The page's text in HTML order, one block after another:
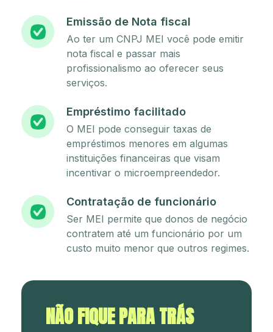
Emissão de Nota fiscal
Ao ter um CNPJ MEI você pode emitir
nota fiscal e passar mais
profissionalismo ao oferecer seus
serviços.
Empréstimo facilitado
O MEI pode conseguir taxas de
empréstimos menores em algumas
instituições financeiras que visam
incentivar o microempreendedor.
Contratação de funcionário
Ser MEI permite que donos de negócio
contratem até um funcionário por um
custo muito menor que outros regimes.
NÃO FIQUE PARA TRÁS